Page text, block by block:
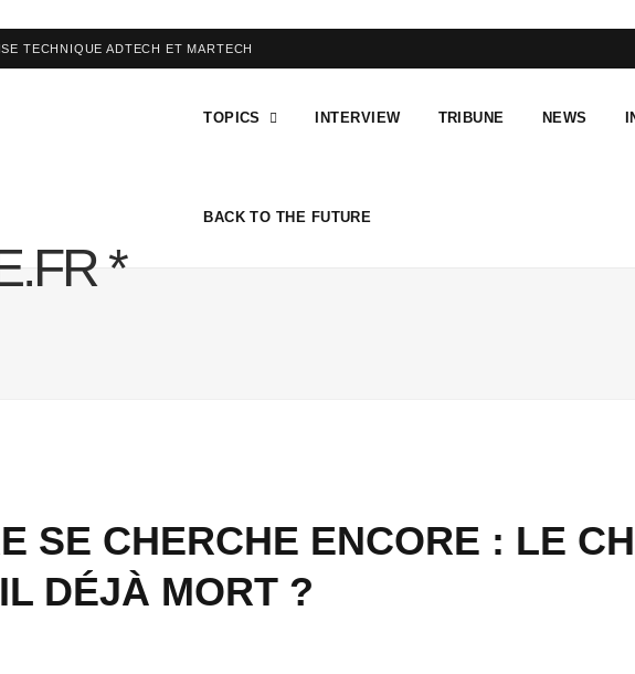
TECHNIQUE ADTECH ET MARTECH
TOPICS INTERVIEW TRIBUNE NEWS
BACK TO THE FUTURE
SE CHERCHE ENCORE : LE
DÉJÀ MORT ?